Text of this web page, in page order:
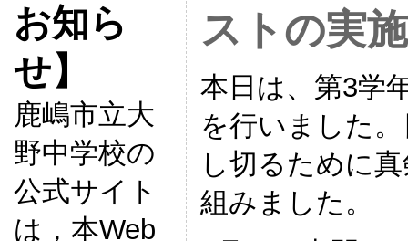
お知ら
せ】
鹿嶋市立大
野中学校の
公式サイト
は，本Web
ストの実施
本日は、第3学
を行いました
し切るために
組みました。